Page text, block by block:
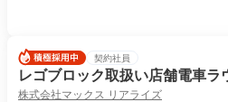
契約社員
レゴブロック取扱い店舗電車ラ
株式会社マックス リアライズ